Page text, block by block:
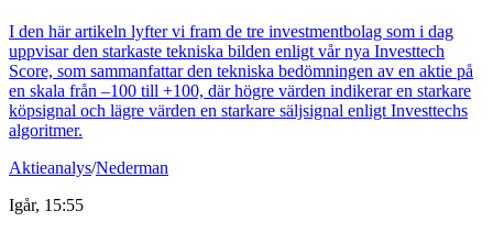
I den här artikeln lyfter vi fram de tre investmentbolag som i dag
uppvisar den starkaste tekniska bilden enligt vår nya Investtech
Score, som sammanfattar den tekniska bedömningen av en aktie på
en skala från –100 till +100, där högre värden indikerar en starkare
köpsignal och lägre värden en starkare säljsignal enligt Investtechs
algoritmer.
Aktieanalys/Nederman
Igår, 15:55